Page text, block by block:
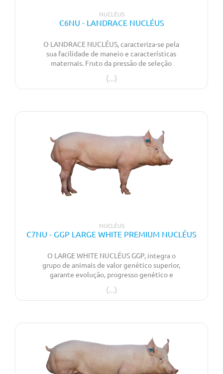
NUCLÉUS
C6NU - LANDRACE NUCLÉUS
O LANDRACE NUCLÉUS, caracteriza-se pela
sua facilidade de maneio e características
maternais. Fruto da pressão de seleção
apresenta uma elevada prolificidade,
qualidade de leitão ao nascimento e
comprimento e qualidade de carcaça, que
linha maternal para o mercado de leitão de
assar.
NUCLÉUS
C7NU - GGP LARGE WHITE PREMIUM NUCLÉUS
O LARGE WHITE NUCLÉUS GGP, integra o
grupo de animais de valor genético superior,
garante evolução, progresso genético e
pensar no plano de melhoramento em que a
evolução genética está apenas baseada na